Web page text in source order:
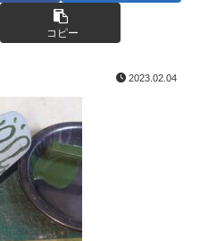
コピー
2023.02.04